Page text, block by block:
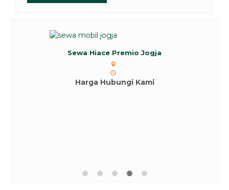
Sewa Hiace Premio Jogja
Harga Hubungi Kami